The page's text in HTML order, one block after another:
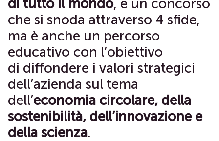
di tutto il mondo, è un concorso
che si snoda attraverso 4 sfide,
ma è anche un percorso
educativo con l’obiettivo
di diffondere i valori strategici
dell’azienda sul tema
dell’economia circolare, della
sostenibilità, dell’innovazione e
della scienza.